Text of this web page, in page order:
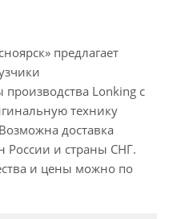
предлагает
Lonking с
технику
доставка
России и страны СНГ.
и цены можно по